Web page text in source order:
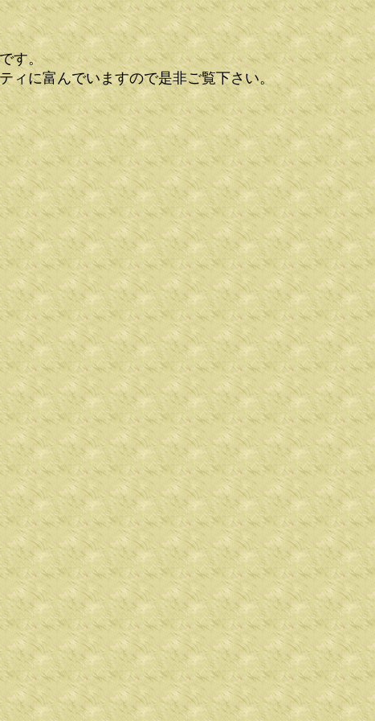
す。
ィに富んでいますので是非ご覧下さい。